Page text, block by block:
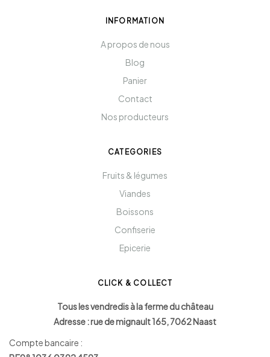
INFORMATION
A propos de nous
Blog
Panier
Contact
Nos producteurs
CATEGORIES
Fruits & légumes
Viandes
Boissons
Confiserie
Epicerie
CLICK & COLLECT
Tous les vendredis à la ferme du château
Adresse : rue de mignault 165, 7062 Naast
Compte bancaire :